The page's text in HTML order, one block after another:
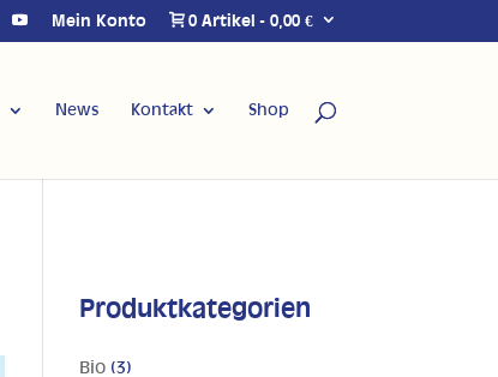
Mein Konto 0 Artikel 0,00 €
News Kontakt Shop
Produktkategorien
Bio (3)